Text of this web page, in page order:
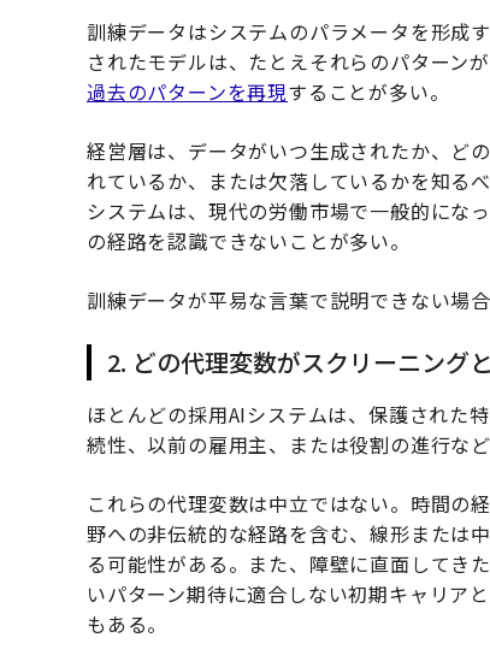
訓練データはシステムのパラメータを形成
されたモデルは、たとえそれらのパターン
過去のパターンを再現することが多い。
経営層は、データがいつ生成されたか、ど
れているか、または欠落しているかを知る
システムは、現代の労働市場で一般的にな
の経路を認識できないことが多い。
訓練データが平易な言葉で説明できない場
2. どの代理変数がスクリーニング
ほとんどの採用AIシステムは、保護された
続性、以前の雇用主、または役割の進行な
これらの代理変数は中立ではない。時間の
野への非伝統的な経路を含む、線形または
る可能性がある。また、障壁に直面してき
いパターン期待に適合しない初期キャリア
もある。